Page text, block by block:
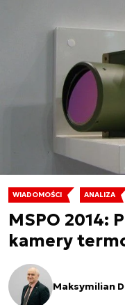
WIADOMOŚCI ANALIZA
MSPO 2014:
kamery
Maksymilian